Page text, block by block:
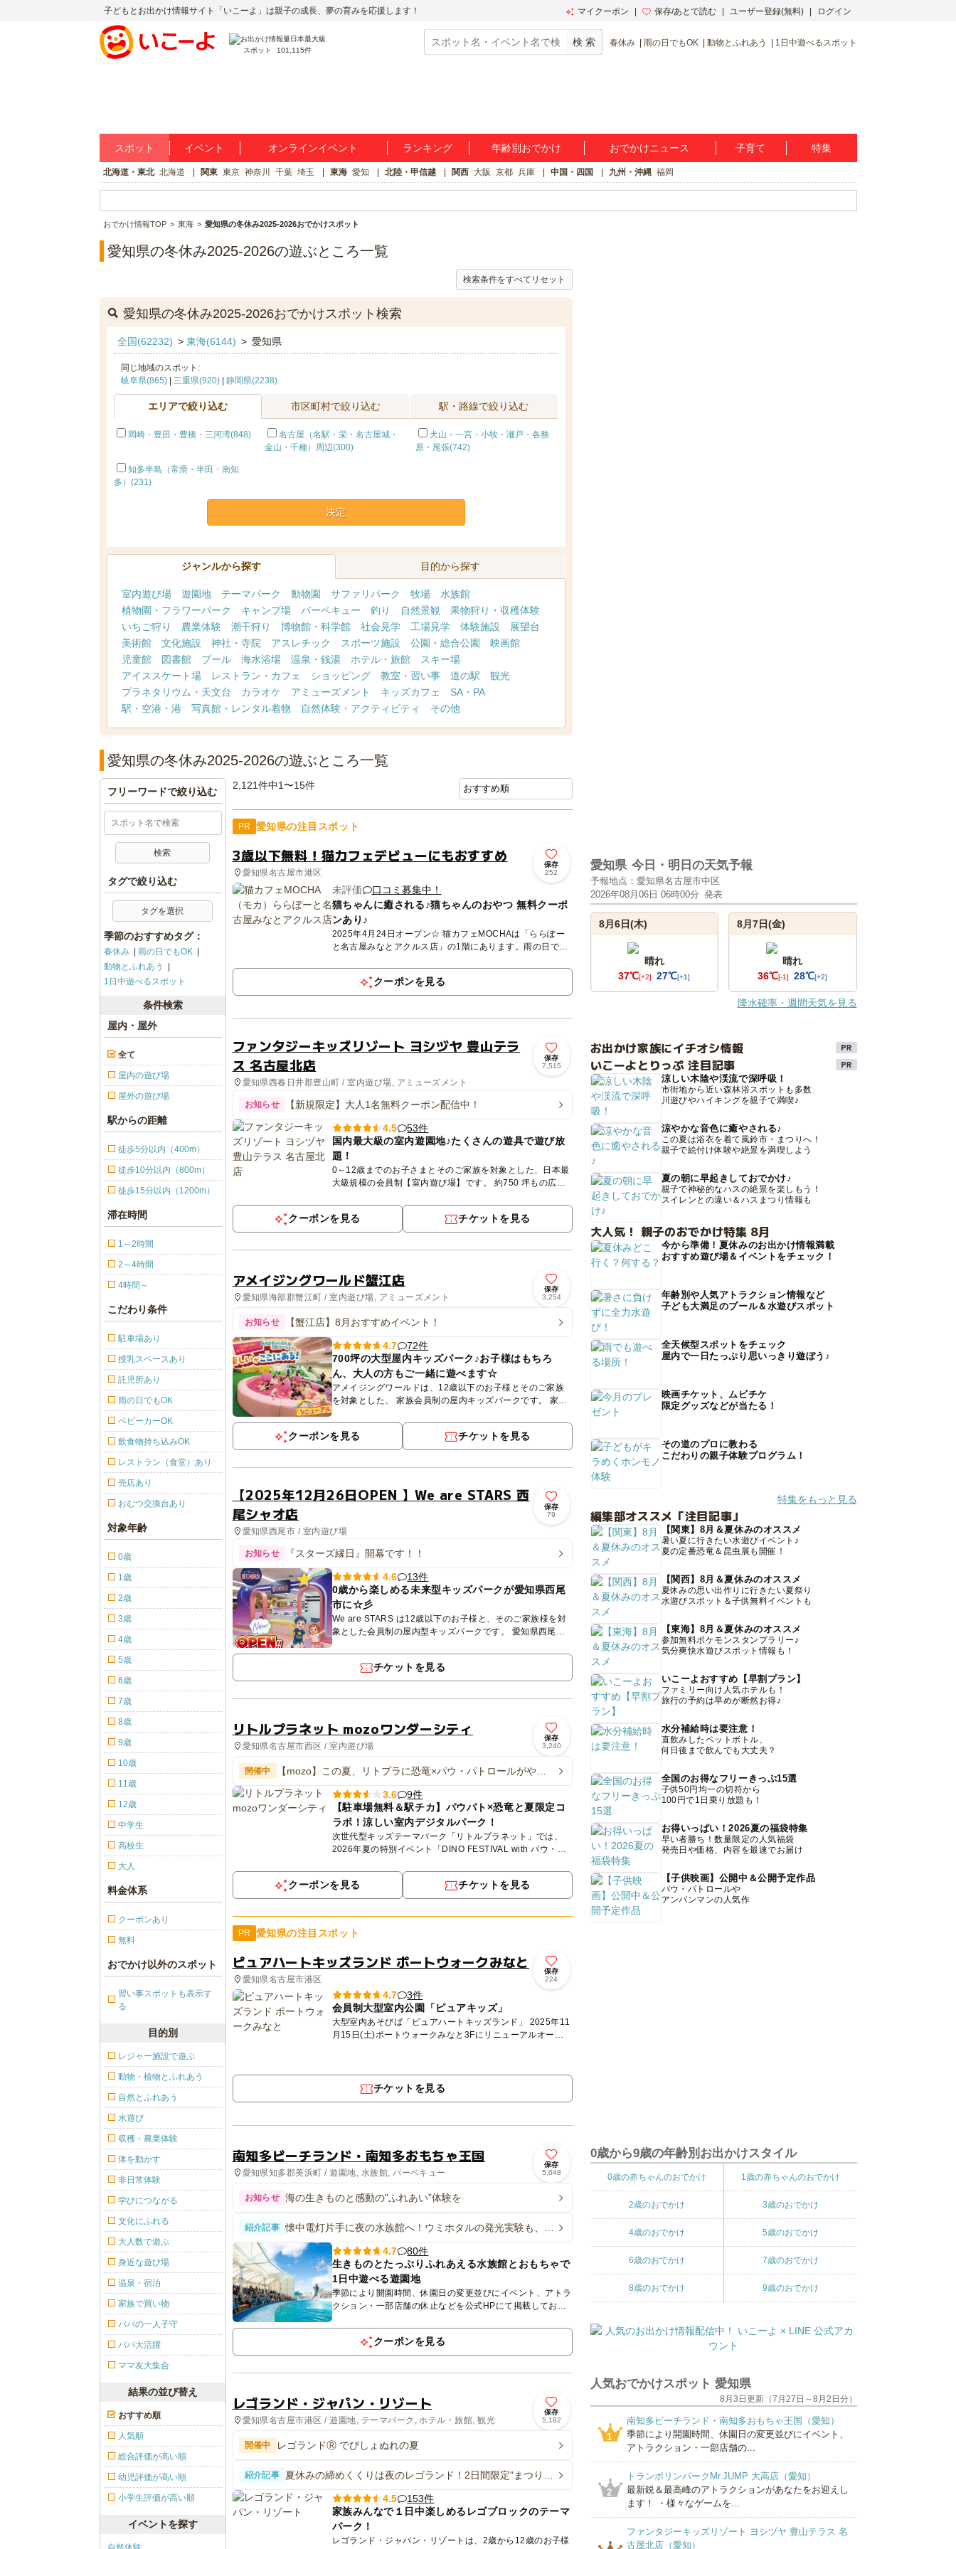
子どもとお出かけ情報サイト「いこーよ」は親子の成長、夢の育みを応援します！ マイクーポン 保存/あとで読む ユーザー登録(無料) ログイン
スポット 101,115件
春休み 雨の日でもOK 動物とふれあう 1日中遊べるスポット
スポット イベント オンラインイベント ランキング 年齢別おでかけ おでかけニュース 子育て 特集
北海道・東北 北海道 関東 東京 神奈川 千葉 埼玉 東海 愛知 北陸・甲信越 関西 大阪 京都 兵庫 中国・四国 九州・沖縄 福岡
おでかけ情報TOP 東海 愛知県の冬休み2025-2026おでかけスポット
愛知県の冬休み2025-2026の遊ぶところ一覧
検索条件をすべてリセット
愛知県の冬休み2025-2026おでかけスポット検索
全国(62232) > 東海(6144) > 愛知県
同じ地域のスポット:
岐阜県(865)| 三重県(920)| 静岡県(2238)
エリアで絞り込む 市区町村で絞り込む 駅・路線で絞り込む
岡崎・豊田・豊橋・三河湾(848)
名古屋（名駅・栄・名古屋城・
金山・千種）周辺(300)
犬山・一宮・小牧・瀬戸・各務
原・尾張(742)
知多半島（常滑・半田・南知
多）(231)
決定
ジャンルから探す 目的から探す
室内遊び場 遊園地 テーマパーク 動物園 サファリパーク 牧場
水族館
植物園・フラワーパーク
キャンプ場 バーベキュー 釣り 自然景観
果物狩り・収穫体験
いちご狩り
農業体験 潮干狩り 博物館・科学館 社会見学 工場見学 体験施設
展望台
美術館
文化施設 神社・寺院 アスレチック スポーツ施設 公園・総合公園
映画館
児童館
図書館 プール 海水浴場 温泉・銭湯 ホテル・旅館
スキー場
アイススケート場
レストラン・カフェ ショッピング 教室・習い事 道の駅
観光
プラネタリウム・天文台
カラオケ アミューズメント キッズカフェ
SA・PA
駅・空港・港
写真館・レンタル着物 自然体験・アクティビティ その他
愛知県の冬休み2025-2026の遊ぶところ一覧
2,121件中1〜15件
PR 愛知県の注目スポット
3歳以下無料！猫カフェデビューにもおすすめ
愛知県名古屋市港区
保存
252
未評価
口コミ募集中！
猫ちゃんに癒される♪猫ちゃんのおやつ 無料クーポ
ンあり♪
2025年4月24日オープン☆ 猫カフェMOCHAは「ららぽー
と名古屋みなとアクルス店」の1階にあります。雨の日でも
クーポンを見る
ファンタジーキッズリゾート ヨシヅヤ 豊山テラ
ス 名古屋北店
愛知県西春日井郡豊山町 / 室内遊び場, アミューズメント
保存
7,515
お知らせ 【新規限定】大人1名無料クーポン配信中！
4.5
53件
国内最大級の室内遊園地♪たくさんの遊具で遊び放
題！
0～12歳までのお子さまとそのご家族を対象とした、日本最
大級規模の会員制【室内遊び場】です。 約750 坪もの広い
や、さ...
クーポンを見る チケットを見る
アメイジングワールド蟹江店
愛知県海部郡蟹江町 / 室内遊び場, アミューズメント
保存
3,254
お知らせ 【蟹江店】8月おすすめイベント！
4.7
72件
700坪の大型屋内キッズパーク♪お子様はもちろ
ん、大人の方もご一緒に遊べます☆
アメイジングワールドは、12歳以下のお子様とそのご家族
を対象とした、 家族会員制の屋内キッズパークです。 家で
はできない大きな遊びを安心・安全にご家族みんなで楽しめ
る屋内...
クーポンを見る チケットを見る
【2025年12月26日OPEN 】We are STARS 西
尾シャオ店
愛知県西尾市 / 室内遊び場
保存
79
お知らせ 『スターズ縁日』開幕です！！
4.6
13件
0歳から楽しめる未来型キッズパークが愛知県西尾
市に☆彡
We are STARS は12歳以下のお子様と、そのご家族様を対
象とした会員制の屋内型キッズパークです。 愛知県西尾市
に初上陸！22世紀のあそび場「We are ST...
チケットを見る
リトルプラネット mozoワンダーシティ
愛知県名古屋市西区 / 室内遊び場
保存
3,240
開催中
【mozo】この夏、リトプラに恐竜×パウ・パトロールがやっ
てくる!
3.6
9件
【駐車場無料＆駅チカ】パウパト×恐竜と夏限定コ
ラボ！涼しい室内デジタルパーク！
次世代型キッズテーマパーク「リトルプラネット」では、
2026年夏の特別イベント「DINO FESTIVAL with パウ・パ
クーポンを見る チケットを見る
PR 愛知県の注目スポット
ピュアハートキッズランド ポートウォークみなと
愛知県名古屋市港区
保存
224
4.7
3件
会員制大型室内公園「ピュアキッズ」
大型室内あそびば「ピュアハートキッズランド」 2025年11
月15日(土)ポートウォークみなと3Fにリニューアルオープ
チケットを見る
南知多ビーチランド・南知多おもちゃ王国
愛知県知多郡美浜町 / 遊園地, 水族館, バーベキュー
保存
5,048
お知らせ 海の生きものと感動の”ふれあい”体験を
紹介記事
懐中電灯片手に夜の水族館へ！ウミホタルの発光実験も、南
4.7
80件
生きものとたっぷりふれあえる水族館とおもちゃで
1日中遊べる遊園地
季節により開園時間、休園日の変更並びにイベント、アトラ
クション・一部店舗の休止などを公式HPにて掲載しており
ます。 必ずご確認いただき、ご理解の上、ご来園ください
ますようお...
クーポンを見る
レゴランド・ジャパン・リゾート
愛知県名古屋市港区 / 遊園地, テーマパーク, ホテル・旅館, 観光
保存
5,182
開催中 レゴランドⓇ でびしょぬれの夏
紹介記事
夏休みの締めくくりは夜のレゴランド！2日間限定"まつりナ
4.5
153件
家族みんなで１日中楽しめるレゴブロックのテーマ
パーク！
レゴランド・ジャパン・リゾートは、2歳から12歳のお子様
フリーワードで絞り込む
タグで絞り込む
タグを選択
季節のおすすめタグ：
春休み
雨の日でもOK
動物とふれあう
1日中遊べるスポット
条件検索
屋内・屋外
全て
屋内の遊び場
屋外の遊び場
駅からの距離
徒歩5分以内（400m）
徒歩10分以内（800m）
徒歩15分以内（1200m）
滞在時間
1～2時間
2～4時間
4時間～
こだわり条件
駐車場あり
授乳スペースあり
託児所あり
雨の日でもOK
ベビーカーOK
飲食物持ち込みOK
レストラン（食堂）あり
売店あり
おむつ交換台あり
対象年齢
0歳
1歳
2歳
3歳
4歳
5歳
6歳
7歳
8歳
9歳
10歳
11歳
12歳
中学生
高校生
大人
料金体系
クーポンあり
無料
おでかけ以外のスポット
習い事スポットも表示す
る
目的別
レジャー施設で遊ぶ
動物・植物とふれあう
自然とふれあう
水遊び
収穫・農業体験
体を動かす
非日常体験
学びにつながる
文化にふれる
大人数で遊ぶ
身近な遊び場
温泉・宿泊
家族で買い物
パパの一人子守
パパ大活躍
ママ友大集合
結果の並び替え
おすすめ順
人気順
総合評価が高い順
幼児評価が高い順
小学生評価が高い順
イベントを探す
愛知県 今日・明日の天気予報
予報地点：愛知県名古屋市中区
2026年08月06日 06時00分 発表
8月6日(木)
晴れ
37℃[+2] 27℃[+1]
8月7日(金)
晴れ
36℃[-1] 28℃[+2]
降水確率・週間天気を見る
お出かけ家族にイチオシ情報
いこーよとりっぷ 注目記事
涼しい木陰や渓流で深呼吸！
市街地から近い森林浴スポットも多数
川遊びやハイキングを親子で満喫♪
涼やかな音色に癒やされる♪
この夏は浴衣を着て風鈴市・まつりへ！
親子で絵付け体験や絶景を満喫しよう
夏の朝に早起きしておでかけ♪
親子で神秘的なハスの絶景を楽しもう！
スイレンとの違い＆ハスまつり情報も
大人気！ 親子のおでかけ特集 8月
今から準備！夏休みのお出かけ情報満載
おすすめ遊び場＆イベントをチェック！
年齢別や人気アトラクション情報など
子ども大満足のプール＆水遊びスポット
全天候型スポットをチェック
屋内で一日たっぷり思いっきり遊ぼう♪
映画チケット、ムビチケ
限定グッズなどが当たる！
その道のプロに教わる
こだわりの親子体験プログラム！
特集をもっと見る
編集部オススメ「注目記事」
【関東】8月＆夏休みのオススメ
暑い夏に行きたい水遊びイベント♪
夏の定番恐竜＆昆虫展も開催！
【関西】8月＆夏休みのオススメ
夏休みの思い出作りに行きたい夏祭り
水遊びスポット＆子供無料イベントも
【東海】8月＆夏休みのオススメ
参加無料ポケモンスタンプラリー♪
気分爽快水遊びスポット情報も！
いこーよおすすめ【早割プラン】
ファミリー向け人気ホテルも！
旅行の予約は早めが断然お得♪
水分補給時は要注意！
直飲みしたペットボトル、
何日後まで飲んでも大丈夫？
全国のお得なフリーきっぷ15選
子供50円均一の切符から
100円で1日乗り放題も！
お得いっぱい！2026夏の福袋特集
早い者勝ち！数量限定の人気福袋
発売日や価格、内容を最速でお届け
【子供映画】公開中＆公開予定作品
パウ・パトロールや
アンパンマンの人気作
0歳から9歳の年齢別お出かけスタイル
0歳の赤ちゃんのおでかけ 1歳の赤ちゃんのおでかけ
2歳のおでかけ 3歳のおでかけ
4歳のおでかけ 5歳のおでかけ
6歳のおでかけ 7歳のおでかけ
8歳のおでかけ 9歳のおでかけ
人気おでかけスポット 愛知県
8月3日更新（7月27日～8月2日分）
1
南知多ビーチランド・南知多おもちゃ王国（愛知）
季節により開園時間、休園日の変更並びにイベント、
アトラクション・一部店舗の...
2
トランポリンパークMr.JUMP 大高店（愛知）
最新鋭＆最高峰のアトラクションがあなたをお迎えし
ます！ ・様々なゲームを...
ファンタジーキッズリゾート ヨシヅヤ 豊山テラス 名
古屋北店（愛知）